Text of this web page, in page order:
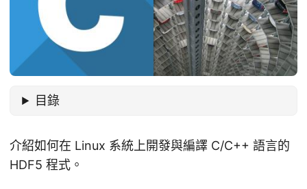
目錄
介紹如何在 Linux 系統上開發與編譯 C/C++ 語言的
HDF5 程式。